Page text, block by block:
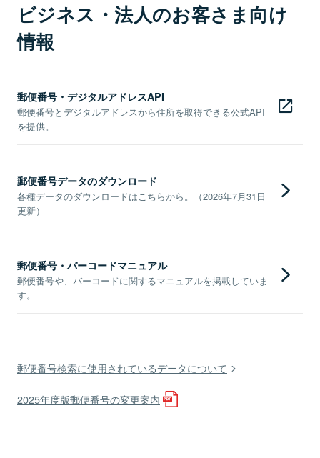
ビジネス・法人のお客さま向け
情報
郵便番号・デジタルアドレスAPI
郵便番号とデジタルアドレスから住所を取得できる公式API
を提供。
郵便番号データのダウンロード
各種データのダウンロードはこちらから。（2026年7月31日
更新）
郵便番号・バーコードマニュアル
郵便番号や、バーコードに関するマニュアルを掲載していま
す。
郵便番号検索に使用されているデータについて
2025年度版郵便番号の変更案内